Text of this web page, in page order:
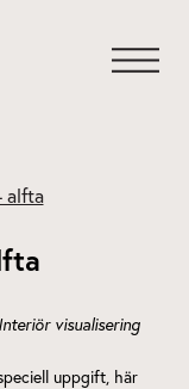
alfta
Interiör visualisering
uppgift, här